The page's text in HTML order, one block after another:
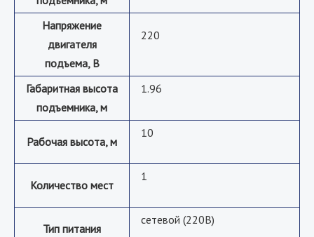
Напряжение
двигателя
подъема, В
220
Габаритная высота
подъемника, м
1.96
Рабочая высота, м
10
Количество мест
1
Тип питания
сетевой (220В)